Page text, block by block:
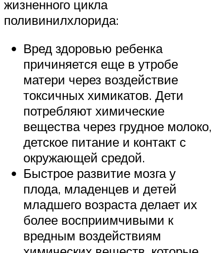
жизненного цикла
поливинилхлорида:
Вред здоровью ребенка
причиняется еще в утробе
матери через воздействие
токсичных химикатов. Дети
потребляют химические
вещества через грудное молоко,
детское питание и контакт с
окружающей средой.
Быстрое развитие мозга у
плода, младенцев и детей
младшего возраста делает их
более восприимчивыми к
вредным воздействиям